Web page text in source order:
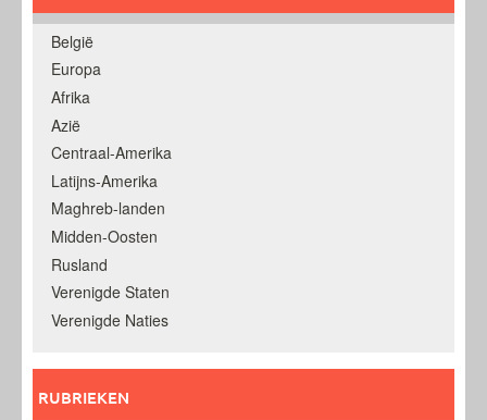
België
Europa
Afrika
Azië
Centraal-Amerika
Latijns-Amerika
Maghreb-landen
Midden-Oosten
Rusland
Verenigde Staten
Verenigde Naties
RUBRIEKEN